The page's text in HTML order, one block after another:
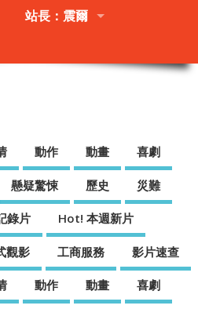
站長：震爾
動作 動畫 喜劇
懸疑驚悚 歷史 災難
錄片 Hot! 本週新片
觀影 工商服務 影片速查
動作 動畫 喜劇